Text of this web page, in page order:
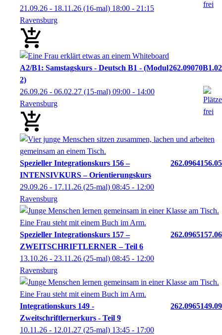
21.09.26 - 18.11.26 (16-mal) 18:00 - 21:15
Ravensburg
A2/B1: Samstagskurs - Deutsch B1 - (Modul
2)
262.09070B1.02
26.09.26 - 06.02.27 (15-mal) 09:00 - 14:00
Ravensburg
Spezieller Integrationskurs 156 –
INTENSIVKURS – Orientierungskurs
262.0964156.05
29.09.26 - 17.11.26 (25-mal) 08:45 - 12:00
Ravensburg
Spezieller Integrationskurs 157 –
ZWEITSCHRIFTLERNER – Teil 6
262.0965157.06
13.10.26 - 23.11.26 (25-mal) 08:45 - 12:00
Ravensburg
Integrationskurs 149 -
Zweitschriftlernerkurs - Teil 9
262.0965149.09
10.11.26 - 12.01.27 (25-mal) 13:45 - 17:00